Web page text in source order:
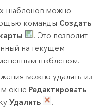
шаблонов можно
команды Создать
. Это позволит
на текущем
шаблоном.
можно удалять из
окне Редактировать
Удалить .